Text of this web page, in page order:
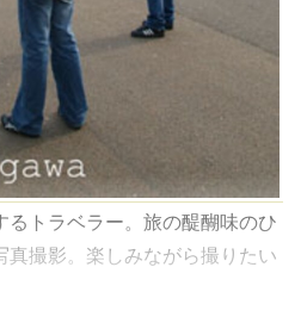
るトラベラー。旅の醍醐味のひ
真撮影。楽しみながら撮りたい